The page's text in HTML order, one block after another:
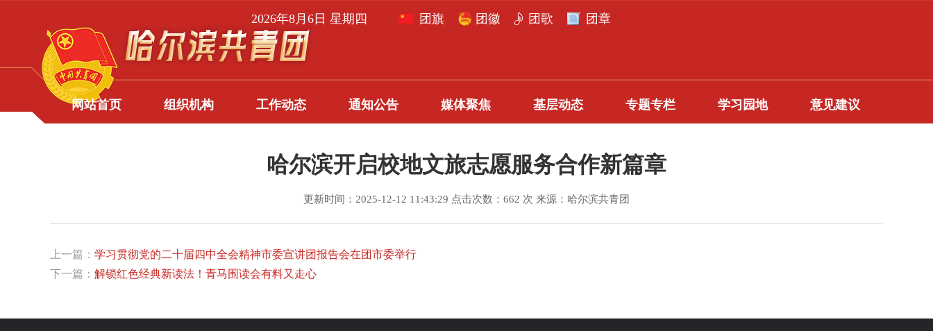
2026年8月6日 星期四 团旗 团徽 团歌 团章
网站首页 组织机构 工作动态 通知公告 媒体聚焦 基层动态 专题专栏 学习园地 意见建议
哈尔滨开启校地文旅志愿服务合作新篇章
更新时间：2025-12-12 11:43:29 点击次数：662 次 来源：哈尔滨共青团
上一篇： 学习贯彻党的二十届四中全会精神市委宣讲团报告会在团市委举行
下一篇： 解锁红色经典新读法！青马围读会有料又走心